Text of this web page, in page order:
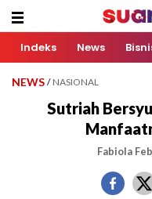
Indeks News
NEWS / NASIONAL
Sutriah
Fabiola